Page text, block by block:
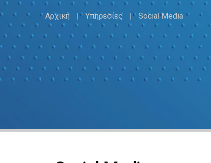
Αρχική Υπηρεσίες Social Media